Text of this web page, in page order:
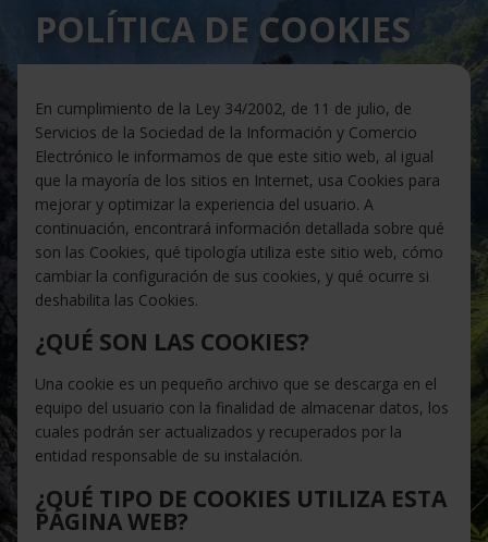
POLÍTICA DE COOKIES
En cumplimiento de la Ley 34/2002, de 11 de julio, de
Servicios de la Sociedad de la Información y Comercio
Electrónico le informamos de que este sitio web, al igual
que la mayoría de los sitios en Internet, usa Cookies para
mejorar y optimizar la experiencia del usuario. A
continuación, encontrará información detallada sobre qué
son las Cookies, qué tipología utiliza este sitio web, cómo
cambiar la configuración de sus cookies, y qué ocurre si
deshabilita las Cookies.
¿QUÉ SON LAS COOKIES?
Una cookie es un pequeño archivo que se descarga en el
equipo del usuario con la finalidad de almacenar datos, los
cuales podrán ser actualizados y recuperados por la
entidad responsable de su instalación.
¿QUÉ TIPO DE COOKIES UTILIZA ESTA
PÁGINA WEB?